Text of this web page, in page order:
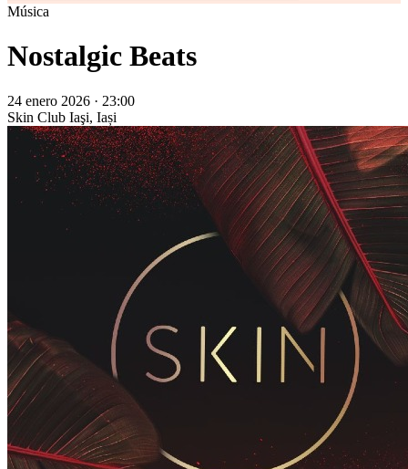
Música
Nostalgic Beats
24 enero 2026 · 23:00
Skin Club Iaşi, Iași